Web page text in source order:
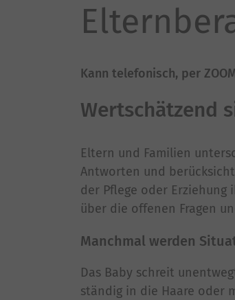
Kann telefonisch, per
Wertschätzend
Eltern und Familien
Antworten und
der Pflege oder
über die offenen Fragen
Manchmal werden
Das Baby schreit
ständig in die Haare oder